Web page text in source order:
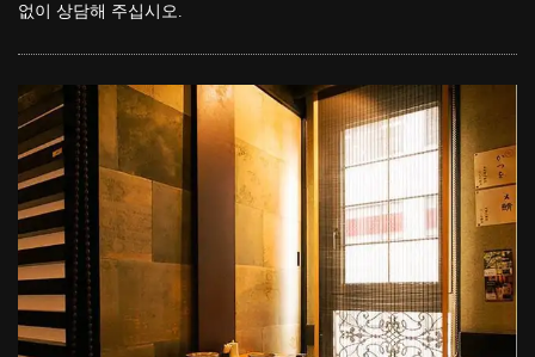
없이 상담해 주십시오.